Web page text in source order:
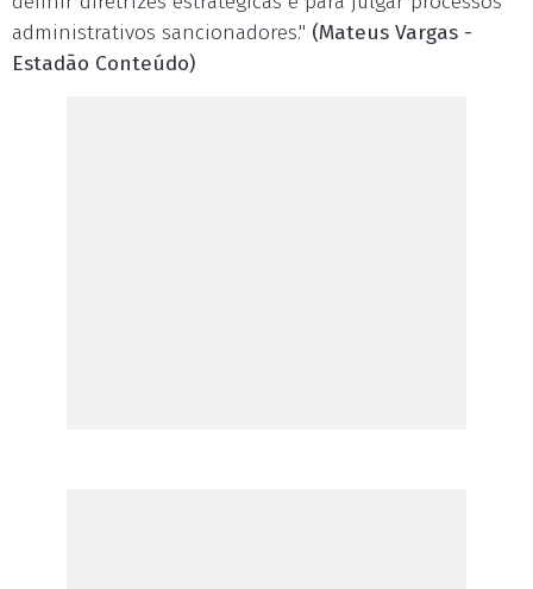
administrativos sancionadores." (Mateus Vargas -
Estadão Conteúdo)